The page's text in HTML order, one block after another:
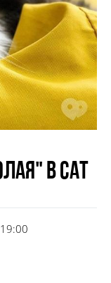
в Cat